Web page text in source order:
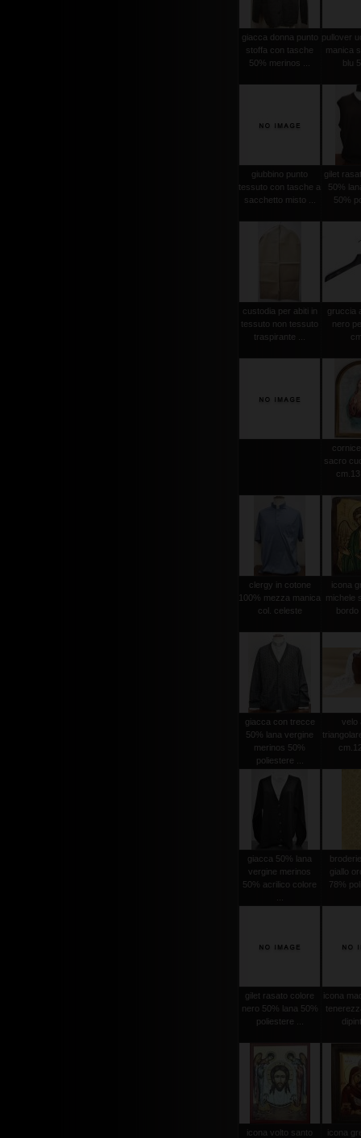
giacca donna punto
stoffa con tasche
50% merinos ...
pullover
manica
blu
giubbino punto
tessuto con tasche a
sacchetto misto ...
gilet
50%
50%
custodia per abiti in
tessuto non tessuto
traspirante ...
gruccia
nero
sacro
clergy in cotone
100% mezza manica
col. celeste
icona
michele
bordo
giacca con trecce
50% lana vergine
merinos 50%
poliestere ...
velo
giacca 50% lana
vergine merinos
50% acrilico colore
giallo
78%
gilet rasato colore
nero 50% lana 50%
poliestere ...
icona
icona volto santo
icona